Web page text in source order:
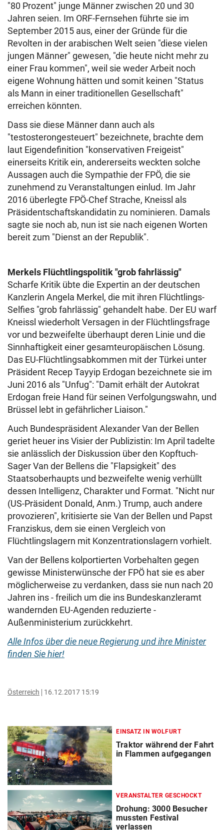
"80 Prozent" junge Männer zwischen 20 und 30
Jahren seien. Im ORF-Fernsehen führte sie im
September 2015 aus, einer der Gründe für die
Revolten in der arabischen Welt seien "diese vielen
jungen Männer" gewesen, "die heute nicht mehr zu
einer Frau kommen", weil sie weder Arbeit noch
eigene Wohnung hätten und somit keinen "Status
als Mann in einer traditionellen Gesellschaft"
erreichen könnten.
Dass sie diese Männer dann auch als
"testosterongesteuert" bezeichnete, brachte dem
laut Eigendefinition "konservativen Freigeist"
einerseits Kritik ein, andererseits weckten solche
Aussagen auch die Sympathie der FPÖ, die sie
zunehmend zu Veranstaltungen einlud. Im Jahr
2016 überlegte FPÖ-Chef Strache, Kneissl als
Präsidentschaftskandidatin zu nominieren. Damals
sagte sie noch ab, nun ist sie nach eigenen Worten
bereit zum "Dienst an der Republik".
Merkels Flüchtlingspolitik "grob fahrlässig"
Scharfe Kritik übte die Expertin an der deutschen
Kanzlerin Angela Merkel, die mit ihren Flüchtlings-
Selfies "grob fahrlässig" gehandelt habe. Der EU warf
Kneissl wiederholt Versagen in der Flüchtlingsfrage
vor und bezweifelte überhaupt deren Linie und die
Sinnhaftigkeit einer gesamteuropäischen Lösung.
Das EU-Flüchtlingsabkommen mit der Türkei unter
Präsident Recep Tayyip Erdogan bezeichnete sie im
Juni 2016 als "Unfug": "Damit erhält der Autokrat
Erdogan freie Hand für seinen Verfolgungswahn, und
Brüssel lebt in gefährlicher Liaison."
Auch Bundespräsident Alexander Van der Bellen
geriet heuer ins Visier der Publizistin: Im April tadelte
sie anlässlich der Diskussion über den Kopftuch-
Sager Van der Bellens die "Flapsigkeit" des
Staatsoberhaupts und bezweifelte wenig verhüllt
dessen Intelligenz, Charakter und Format. "Nicht nur
(US-Präsident Donald, Anm.) Trump, auch andere
provozieren", kritisierte sie Van der Bellen und Papst
Franziskus, dem sie einen Vergleich von
Flüchtlingslagern mit Konzentrationslagern vorhielt.
Van der Bellens kolportierten Vorbehalten gegen
gewisse Ministerwünsche der FPÖ hat sie es aber
möglicherweise zu verdanken, dass sie nun nach 20
Jahren ins - freilich um die ins Bundeskanzleramt
wandernden EU-Agenden reduzierte -
Außenministerium zurückkehrt.
Alle Infos über die neue Regierung und ihre Minister
finden Sie hier!
Österreich 16.12.2017 15:19
EINSATZ IN WOLFURT
Traktor während der Fahrt
in Flammen aufgegangen
VERANSTALTER GESCHOCKT
Drohung: 3000 Besucher
mussten Festival
verlassen